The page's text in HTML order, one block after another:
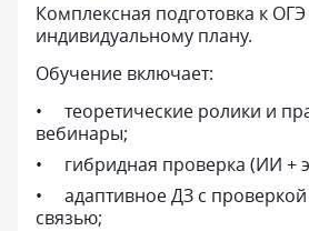
Комплексная подготовка к
индивидуальному плану.
Обучение включает:
теоретические ролики и
вебинары;
гибридная проверка (ИИ +
адаптивное ДЗ с
связью;